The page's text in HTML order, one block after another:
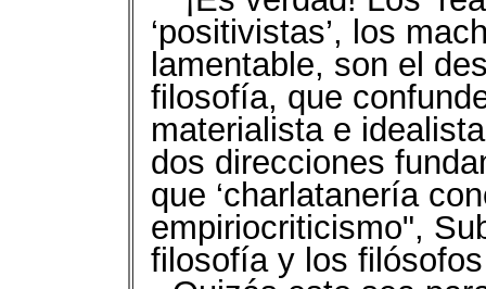
‘positivistas’, los
lamentable, son el
filosofía, que
materialista e
dos direcciones
que ‘charlatanería
empiriocriticismo",
filosofía y los